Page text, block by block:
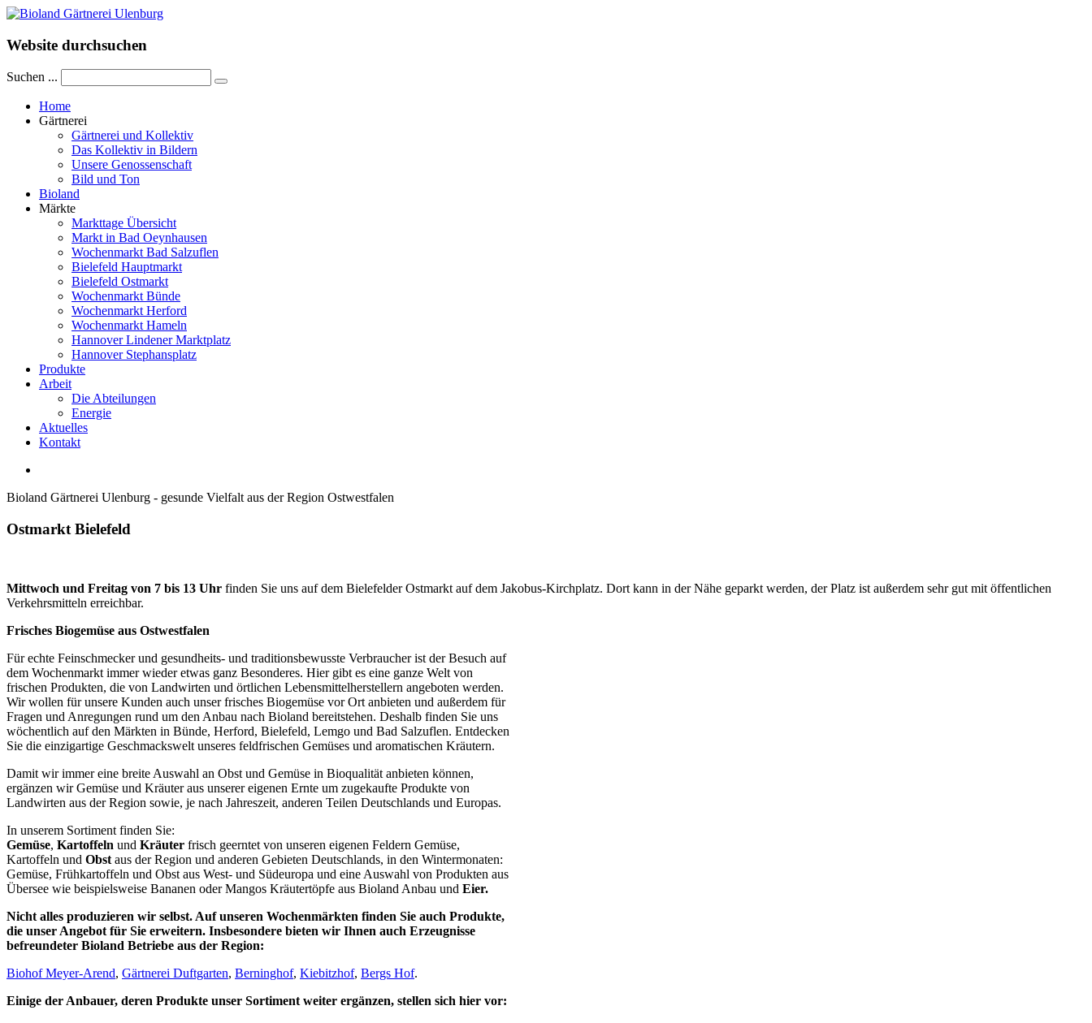
Website durchsuchen
Suchen ...
Home
Gärtnerei
Gärtnerei und Kollektiv
Das Kollektiv in Bildern
Unsere Genossenschaft
Bild und Ton
Bioland
Märkte
Markttage Übersicht
Markt in Bad Oeynhausen
Wochenmarkt Bad Salzuflen
Bielefeld Hauptmarkt
Bielefeld Ostmarkt
Wochenmarkt Bünde
Wochenmarkt Herford
Wochenmarkt Hameln
Hannover Lindener Marktplatz
Hannover Stephansplatz
Produkte
Arbeit
Die Abteilungen
Energie
Aktuelles
Kontakt
Bioland Gärtnerei Ulenburg - gesunde Vielfalt aus der Region Ostwestfalen
Ostmarkt Bielefeld
Mittwoch und Freitag von 7 bis 13 Uhr finden Sie uns auf dem Bielefelder Ostmarkt auf dem Jakobus-Kirchplatz. Dort kann in der Nähe geparkt werden, der Platz ist außerdem sehr gut mit öffentlichen
Verkehrsmitteln erreichbar.
Frisches Biogemüse aus Ostwestfalen
Für echte Feinschmecker und gesundheits- und traditionsbewusste Verbraucher ist der Besuch auf
dem Wochenmarkt immer wieder etwas ganz Besonderes. Hier gibt es eine ganze Welt von
frischen Produkten, die von Landwirten und örtlichen Lebensmittelherstellern angeboten werden.
Wir wollen für unsere Kunden auch unser frisches Biogemüse vor Ort anbieten und außerdem für
Fragen und Anregungen rund um den Anbau nach Bioland bereitstehen. Deshalb finden Sie uns
wöchentlich auf den Märkten in Bünde, Herford, Bielefeld, Lemgo und Bad Salzuflen. Entdecken
Sie die einzigartige Geschmackswelt unseres feldfrischen Gemüses und aromatischen Kräutern.
Damit wir immer eine breite Auswahl an Obst und Gemüse in Bioqualität anbieten können,
ergänzen wir Gemüse und Kräuter aus unserer eigenen Ernte um zugekaufte Produkte von
Landwirten aus der Region sowie, je nach Jahreszeit, anderen Teilen Deutschlands und Europas.
In unserem Sortiment finden Sie:
Gemüse, Kartoffeln und Kräuter frisch geerntet von unseren eigenen Feldern Gemüse,
Kartoffeln und Obst aus der Region und anderen Gebieten Deutschlands, in den Wintermonaten:
Gemüse, Frühkartoffeln und Obst aus West- und Südeuropa und eine Auswahl von Produkten aus
Übersee wie beispielsweise Bananen oder Mangos Kräutertöpfe aus Bioland Anbau und Eier.
Nicht alles produzieren wir selbst. Auf unseren Wochenmärkten finden Sie auch Produkte,
die unser Angebot für Sie erweitern. Insbesondere bieten wir Ihnen auch Erzeugnisse
befreundeter Bioland Betriebe aus der Region:
Biohof Meyer-Arend, Gärtnerei Duftgarten, Berninghof, Kiebitzhof, Bergs Hof.
Einige der Anbauer, deren Produkte unser Sortiment weiter ergänzen, stellen sich hier vor: